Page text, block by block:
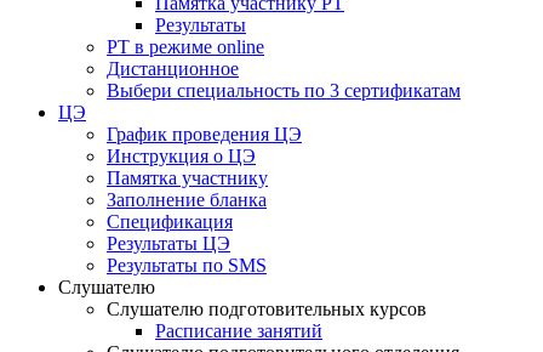
Результаты
РТ в режиме online
Дистанционное
Выбери специальность по 3 сертификатам
ЦЭ
График проведения ЦЭ
Инструкция о ЦЭ
Памятка участнику
Заполнение бланка
Спецификация
Результаты ЦЭ
Результаты по SMS
Слушателю
Слушателю подготовительных курсов
Расписание занятий